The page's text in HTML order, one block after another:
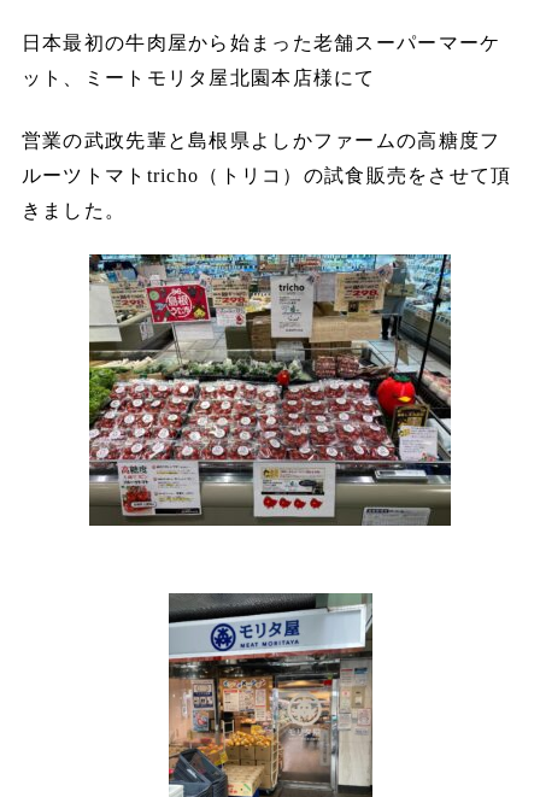
日本最初の牛肉屋から始まった老舗スーパーマーケ
ット、ミートモリタ屋北園本店様にて
営業の武政先輩と島根県よしかファームの高糖度フ
ルーツトマトtricho（トリコ）の試食販売をさせて頂
きました。